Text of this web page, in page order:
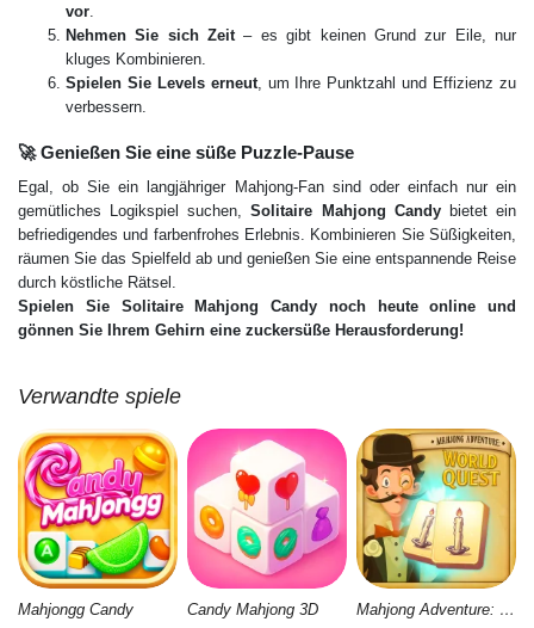
vor
Nehmen Sie sich Zeit – es gibt keinen Grund zur Eile, nur
kluges Kombinieren.
Spielen Sie Levels erneut, um Ihre Punktzahl und Effizienz zu
verbessern.
🚀 Genießen Sie eine süße Puzzle-Pause
Egal, ob Sie ein langjähriger Mahjong-Fan sind oder einfach nur ein
gemütliches Logikspiel suchen,Solitaire Mahjong Candybietet ein
befriedigendes und farbenfrohes Erlebnis. Kombinieren Sie Süßigkeiten,
räumen Sie das Spielfeld ab und genießen Sie eine entspannende Reise
durch köstliche Rätsel.
Spielen Sie Solitaire Mahjong Candy noch heute online und
gönnen Sie Ihrem Gehirn eine zuckersüße Herausforderung!
Verwandte spiele
Mahjongg Candy Candy Mahjong 3D Mahjong Adventure: World Quest